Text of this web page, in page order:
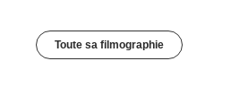
Toute sa filmographie